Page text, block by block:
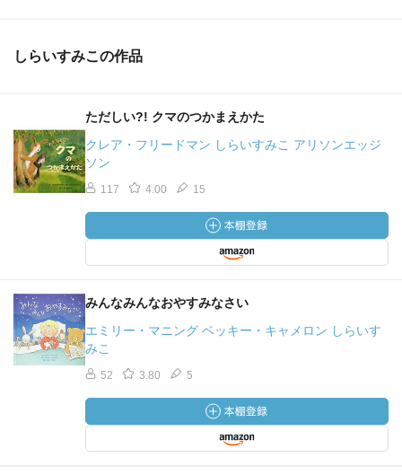
しらいすみこの作品
ただしい?! クマのつかまえかた
クレア・フリードマン しらいすみこ アリソンエッジ
ソン
117 4.00 15
みんなみんなおやすみなさい
エミリー・マニング ベッキー・キャメロン しらいす
みこ
52 3.80 5